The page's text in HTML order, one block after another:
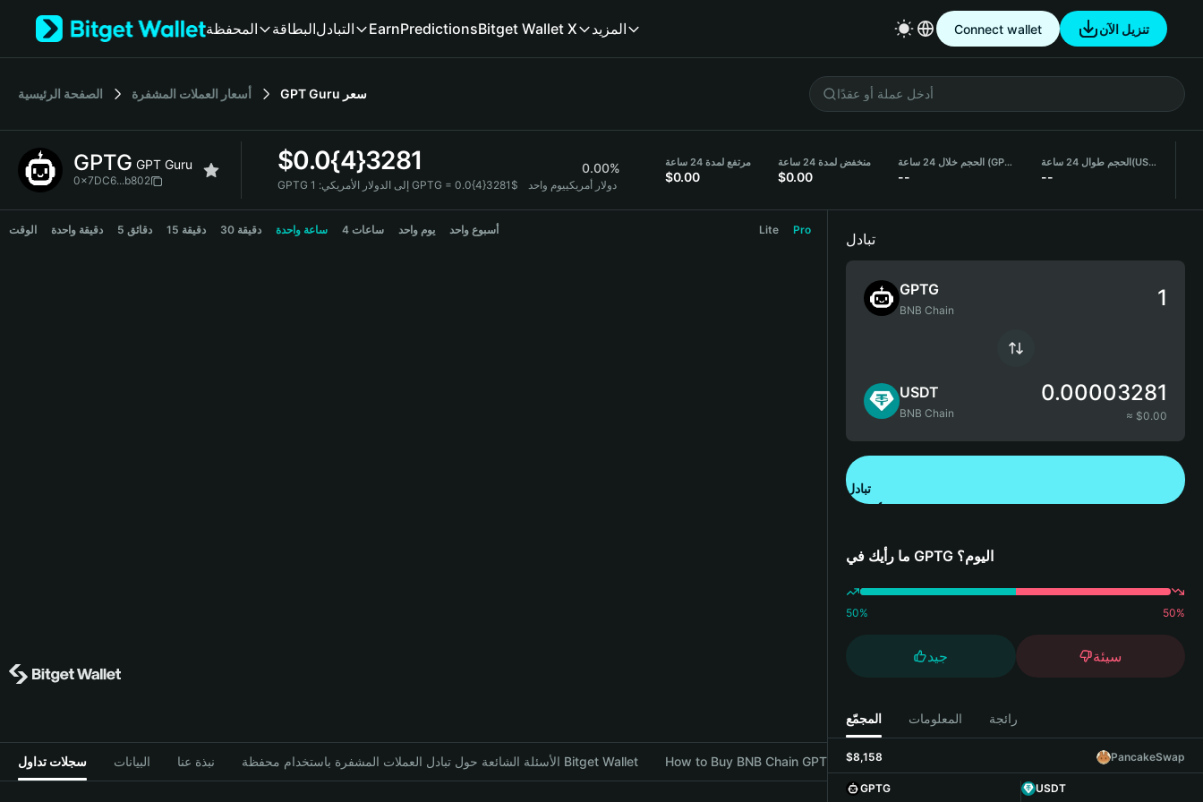
Tiếng Việt
Español (Latinoamérica)
Français
Deutsch
繁體中文
المحفظة البطاقةالتبادل EarnPredictionsBitget Wallet X المزيد Connect wallet تنزيل الآن
الصفحة الرئيسية أسعار العملات المشفرة GPT Guru سعر
GPTG GPT Guru
0x7DC6...b802
$0.0{4}3281 0.00%
GPTG إلى الدولار الأمريكي: 1 GPTG = 0.0{4}3281$ دولار أمريكييوم واحد
مرتفع لمدة 24 ساعة
$0.00
منخفض لمدة 24 ساعة
$0.00
الحجم خلال 24 ساعة (GPTG)
--
الحجم طوال 24 ساعة(USDT)
--
GPTG Price Chart
الوقت دقيقة واحدة 5 دقائق 15 دقيقة 30 دقيقة ساعة واحدة 4 ساعات يوم واحد أسبوع واحد Lite Pro
سجلات تداول البيانات نبذة عنا الأسئلة الشائعة حول تبادل العملات المشفرة باستخدام محفظة Bitget Wallet How to Buy BNB Chain GPTG with Bitget Wallet
تبادل
GPTG
BNB Chain
USDT
BNB Chain
0.00003281
≈ $0.00
تبادل
ما رأيك في GPTG اليوم؟
50% 50%
جيد سيئة
المجمّع المعلومات رائجة
$8,158 PancakeSwap
GPTG
USDT